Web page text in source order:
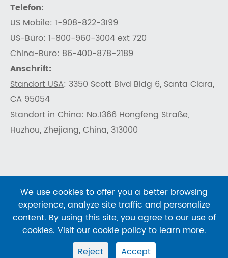
Telefon:
US Mobile: 1-908-822-3199
US-Büro: 1-800-960-3004 ext 720
China-Büro: 86-400-878-2189
Anschrift:
Standort USA: 3350 Scott Blvd Bldg 6, Santa Clara,
CA 95054
Standort in China: No.1366 Hongfeng Straße,
Huzhou, Zhejiang, China, 313000
Urheberrecht ©SHENTEKBIOAlle Rechte
vorbehalten.
Sitemap
| Datenschutz richtlinie
We use cookies to offer you a better browsing
experience, analyze site traffic and personalize
content. By using this site, you agree to our use of
cookies. Visit ourcookie policyto learn more.
Reject
Accept